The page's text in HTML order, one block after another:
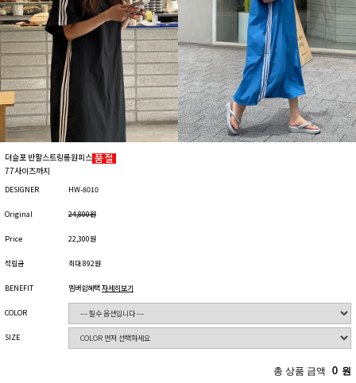
더슬포 반팔스트링롱원피스
77사이즈까지
DESIGNER HW-8010
Original 24,800원
Price 22,300원
적립금 최대 892원
BENEFIT 멤버쉽혜택자세히보기
COLOR
SIZE
총 상품 금액 0 원